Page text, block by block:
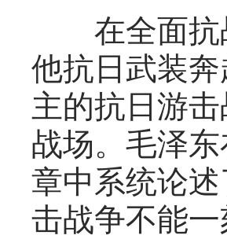
在全面抗战
他抗日武装
主的抗日游
战场。毛泽
章中系统论
击战争不能